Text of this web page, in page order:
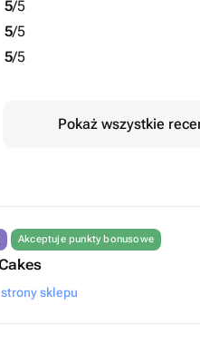
5/5
5/5
5/5
Pokaż wszystkie
Akceptuje punkty bonusowe
sklepu